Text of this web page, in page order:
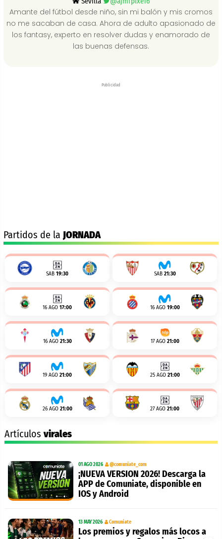
Amante del fútbol desde niño, sin mi balón y mis cromos
no me sacaban de casa. Ahora de adulto apasionado de
los fantasy, experto en resolver dudas y enamorado de
las buenas defensas.
Publicidad
Partidos de la JORNADA
SAB 19:30 SAB 21:30
16 AGO 17:00 16 AGO 19:00
16 AGO 21:30 17 AGO 21:00
19 AGO 21:00 25 AGO 21:00
26 AGO 21:00 27 AGO 21:00
Artículosvirales
01 AGO 2026 @comuniate_com
¡NUEVA VERSION 2026! Descarga la
APP de Comuniate, disponible en
IOS y Android
13 MAY 2026 Comuniate
Los premios y regalos más locos a